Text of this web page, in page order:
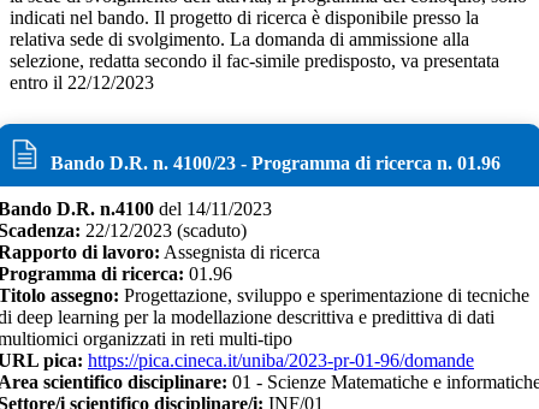
indicati nel bando. Il progetto di ricerca è disponibile presso la
relativa sede di svolgimento. La domanda di ammissione alla
selezione, redatta secondo il fac-simile predisposto, va presentata
entro il 22/12/2023
Bando D.R. n. 4100/23 - Programma di ricerca n. 01.96
D.R. n.4100 del 14/11/2023
22/12/2023 (scaduto)
di lavoro: Assegnista di ricerca
di ricerca: 01.96
assegno: Progettazione, sviluppo e sperimentazione di tecniche
deep learning per la modellazione descrittiva e predittiva di dati
organizzati in reti multi-tipo
pica: https://pica.cineca.it/uniba/2023-pr-01-96/domande
scientifico disciplinare: 01 - Scienze Matematiche e
i scientifico disciplinare/i: INF/01